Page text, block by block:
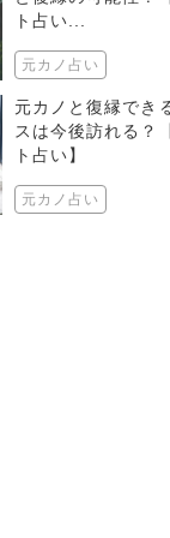
ト占い...
元カノ占い
元カノと復縁でき
スは今後訪れる？
ト占い】
元カノ占い